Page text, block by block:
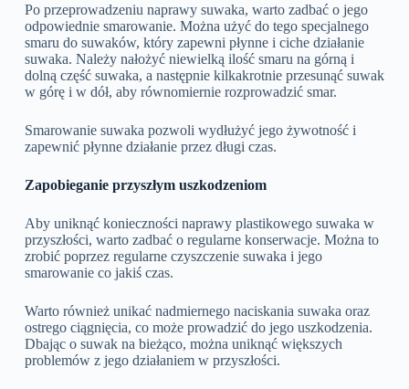
Po przeprowadzeniu naprawy suwaka, warto zadbać o jego
odpowiednie smarowanie. Można użyć do tego specjalnego
smaru do suwaków, który zapewni płynne i ciche działanie
suwaka. Należy nałożyć niewielką ilość smaru na górną i
dolną część suwaka, a następnie kilkakrotnie przesunąć suwak
w górę i w dół, aby równomiernie rozprowadzić smar.
Smarowanie suwaka pozwoli wydłużyć jego żywotność i
zapewnić płynne działanie przez długi czas.
Zapobieganie przyszłym uszkodzeniom
Aby uniknąć konieczności naprawy plastikowego suwaka w
przyszłości, warto zadbać o regularne konserwacje. Można to
zrobić poprzez regularne czyszczenie suwaka i jego
smarowanie co jakiś czas.
Warto również unikać nadmiernego naciskania suwaka oraz
ostrego ciągnięcia, co może prowadzić do jego uszkodzenia.
Dbając o suwak na bieżąco, można uniknąć większych
problemów z jego działaniem w przyszłości.